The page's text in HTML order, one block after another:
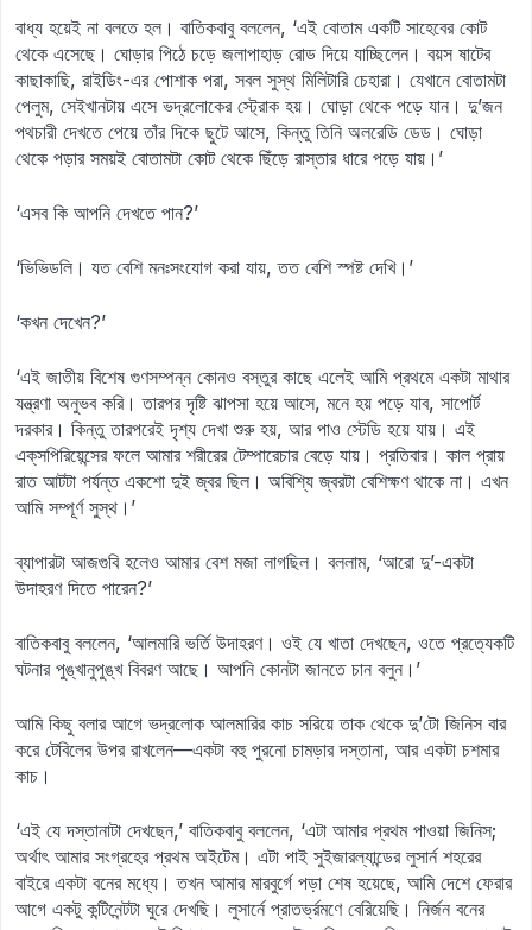
বাধ্য হয়েই না বলতে হল। বাতিকবাবু বললেন, ‘এই বোতাম একটি সাহেবের কোট
থেকে এসেছে। ঘোড়ার পিঠে চড়ে জলাপাহাড় রোড দিয়ে যাচ্ছিলেন। বয়স ষাটের
কাছাকাছি, রাইডিং-এর পোশাক পরা, সবল সুস্থ মিলিটারি চেহারা। যেখানে বোতামটা
পেলুম, সেইখানটায় এসে ভদ্রলোকের স্ট্রোক হয়। ঘোড়া থেকে পড়ে যান। দু’জন
পথচারী দেখতে পেয়ে তাঁর দিকে ছুটে আসে, কিন্তু তিনি অলরেডি ডেড। ঘোড়া
থেকে পড়ার সময়ই বোতামটা কোট থেকে ছিঁড়ে রাস্তার ধারে পড়ে যায়।’
‘এসব কি আপনি দেখতে পান?’
‘ভিভিডলি। যত বেশি মনঃসংযোগ করা যায়, তত বেশি স্পষ্ট দেখি।’
‘কখন দেখেন?’
‘এই জাতীয় বিশেষ গুণসম্পন্ন কোনও বস্তুর কাছে এলেই আমি প্রথমে একটা মাথার
যন্ত্রণা অনুভব করি। তারপর দৃষ্টি ঝাপসা হয়ে আসে, মনে হয় পড়ে যাব, সাপোর্ট
দরকার। কিন্তু তারপরেই দৃশ্য দেখা শুরু হয়, আর পাও স্টেডি হয়ে যায়। এই
এক্‌সপিরিয়েন্সের ফলে আমার শরীরের টেম্পারেচার বেড়ে যায়। প্রতিবার। কাল প্রায়
রাত আটটা পর্যন্ত একশো দুই জ্বর ছিল। অবিশ্যি জ্বরটা বেশিক্ষণ থাকে না। এখন
আমি সম্পূর্ণ সুস্থ।’
ব্যাপারটা আজগুবি হলেও আমার বেশ মজা লাগছিল। বললাম, ‘আরো দু’-একটা
উদাহরণ দিতে পারেন?’
বাতিকবাবু বললেন, ‘আলমারি ভর্তি উদাহরণ। ওই যে খাতা দেখছেন, ওতে প্রত্যেকটি
ঘটনার পুঙ্খানুপুঙ্খ বিবরণ আছে। আপনি কোনটা জানতে চান বলুন।’
আমি কিছু বলার আগে ভদ্রলোক আলমারির কাচ সরিয়ে তাক থেকে দু’টো জিনিস বার
করে টেবিলের উপর রাখলেন—একটা বহু পুরনো চামড়ার দস্তানা, আর একটা চশমার
কাচ।
‘এই যে দস্তানাটা দেখছেন,’ বাতিকবাবু বললেন, ‘এটা আমার প্রথম পাওয়া জিনিস;
অর্থাৎ আমার সংগ্রহের প্রথম অইটেম। এটা পাই সুইজারল্যান্ডের লুসার্ন শহরের
বাইরে একটা বনের মধ্যে। তখন আমার মারবুর্গে পড়া শেষ হয়েছে, আমি দেশে ফেরার
আগে একটু কন্টিনেন্টটা ঘুরে দেখছি। লুসার্নে প্রাতর্ভ্রমণে বেরিয়েছি। নির্জন বনের